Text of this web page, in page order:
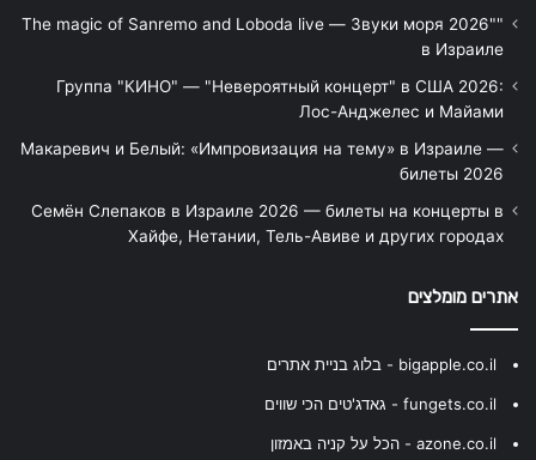
"The magic of Sanremo and Loboda live — Звуки моря 2026"
в Израиле
Группа "КИНО" — "Невероятный концерт" в США 2026:
Лос-Анджелес и Майами
Макаревич и Белый: «Импровизация на тему» в Израиле —
билеты 2026
Семён Слепаков в Израиле 2026 — билеты на концерты в
Хайфе, Нетании, Тель-Авиве и других городах
אתרים מומלצים
bigapple.co.il - בלוג בניית אתרים
fungets.co.il - גאדג'טים הכי שווים
azone.co.il - הכל על קניה באמזון